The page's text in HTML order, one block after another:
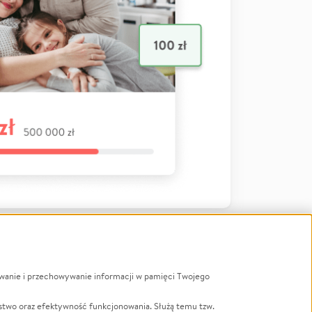
i przechowywanie informacji w pamięci Twojego
oraz efektywność funkcjonowania. Służą temu tzw.